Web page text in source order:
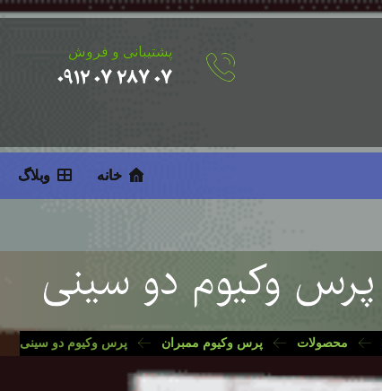
پشتیبانی و فروش
۰۷ ۲۸۷ ۰۷ ۰۹۱۲
خانه وبلاگ
پرس وکیوم دو سینی
محصولات پرس وکیوم ممبران پرس وکیوم دو سینی